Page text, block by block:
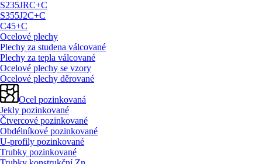
S235JRC+C
S355J2C+C
C45+C
Ocelové plechy
Plechy za studena válcované
Plechy za tepla válcované
Ocelové plechy se vzory
Ocelové plechy děrované
Ocel pozinkovaná
Jekly pozinkované
Čtvercové pozinkované
Obdélníkové pozinkované
U-profily pozinkované
Trubky pozinkované